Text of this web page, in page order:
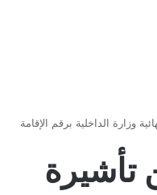
وزارة الداخلية برقم الإقامة
تأشيرة